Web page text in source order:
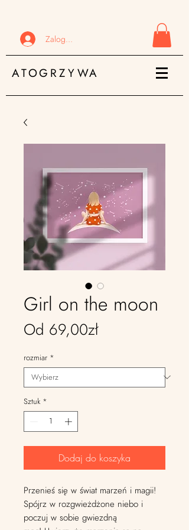
Zaloguj się
ATOGRZYWA
Girl on the moon
Od 69,00złCena
rozmiar *
Sztuk *
Dodaj do koszyka
Przenieś się w świat marzeń i magii!
Spójrz w rozgwieżdżone niebo i
poczuj w sobie gwiezdną